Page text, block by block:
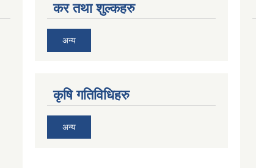
कर तथा शुल्कहरु
अन्य
कृषि गतिविधिहरु
अन्य